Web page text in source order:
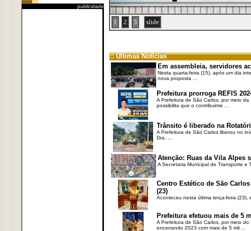
publicidade
1 2 3 slide
:: Últimas Notícias
Em assembleia, servidores
Nesta quarta-feira (15), após um dia
nova proposta ...
Prefeitura prorroga REFIS
A Prefeitura de São Carlos, por meio
possibilita que o contribuinte ...
Trânsito é liberado na
A Prefeitura de São Carlos liberou no
Dra. ...
Atenção: Ruas da Vila Alpes
A Secretaria Municipal de Transporte e
Centro Estético de São
(23)
Aconteceu nesta última terça-feira (23),
Prefeitura efetuou mais de 5
A Prefeitura de São Carlos, por meio
encerrando 2023 com mais de 5 mil ...